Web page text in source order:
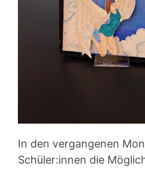
In den vergangenen
Schüler:innen die